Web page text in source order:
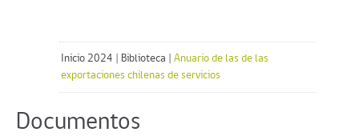
Inicio 2024 Biblioteca
Anuario de las de las
exportaciones chilenas de servicios
Documentos